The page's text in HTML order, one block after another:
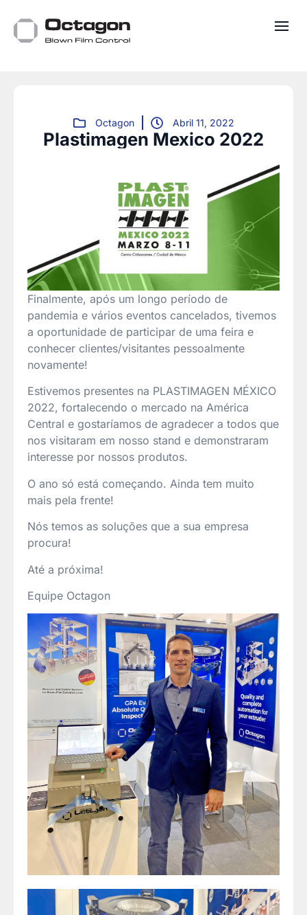
Octagon Abril 11, 2022
Plastimagen Mexico 2022
Finalmente, após um longo período de
pandemia e vários eventos cancelados, tivemos
a oportunidade de participar de uma feira e
conhecer clientes/visitantes pessoalmente
novamente!
Estivemos presentes na PLASTIMAGEN MÉXICO
2022, fortalecendo o mercado na América
Central e gostaríamos de agradecer a todos que
nos visitaram em nosso stand e demonstraram
interesse por nossos produtos.
O ano só está começando. Ainda tem muito
mais pela frente!
Nós temos as soluções que a sua empresa
procura!
Até a próxima!
Equipe Octagon